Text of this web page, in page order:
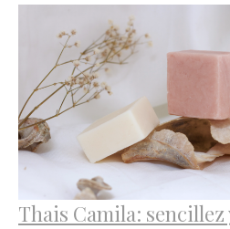
Thais Camila: sencillez